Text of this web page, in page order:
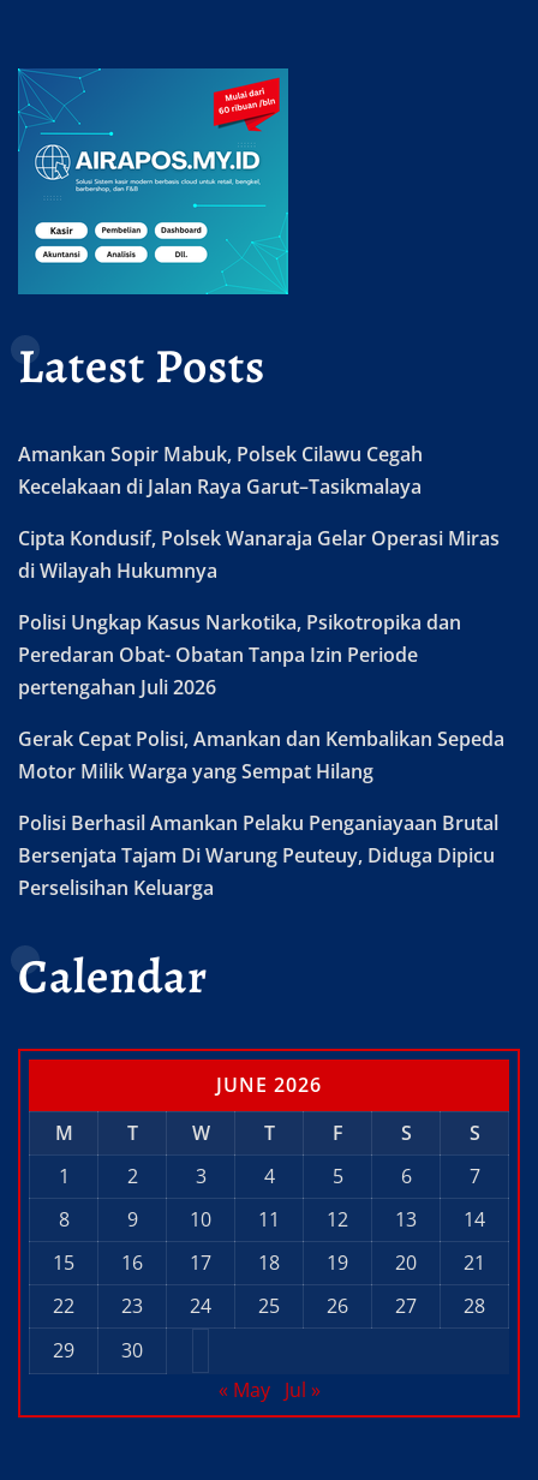
Latest Posts
Amankan Sopir Mabuk, Polsek Cilawu Cegah
Kecelakaan di Jalan Raya Garut–Tasikmalaya
Cipta Kondusif, Polsek Wanaraja Gelar Operasi Miras
di Wilayah Hukumnya
Polisi Ungkap Kasus Narkotika, Psikotropika dan
Peredaran Obat- Obatan Tanpa Izin Periode
pertengahan Juli 2026
Gerak Cepat Polisi, Amankan dan Kembalikan Sepeda
Motor Milik Warga yang Sempat Hilang
Polisi Berhasil Amankan Pelaku Penganiayaan Brutal
Bersenjata Tajam Di Warung Peuteuy, Diduga Dipicu
Perselisihan Keluarga
Calendar
JUNE 2026
M
T W T F S
S
1
2 3 4 5 6
7
8
9 10 11 12 13
14
15
16 17 18 19 20
21
22
23 24 25 26 27
28
29
30
« May
Jul »